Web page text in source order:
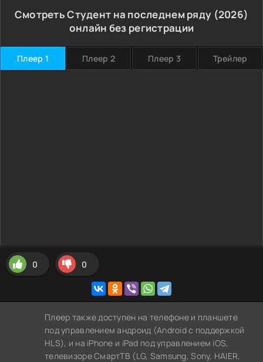
Смотреть Студент на последнем ряду (2026)
онлайн без регистрации
Плеер 1 Плеер 2 Плеер 3 Трейлер
0 0
Плеер также доступен на телефоне и планшете
под управлением андроид (Android с поддержкой
HLS), и на iPhone и iPad под управлением iOS,
телевизоре СмартТВ (LG, Samsung, Sony, HAIER,